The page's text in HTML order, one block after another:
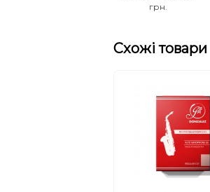
грн.
Схожі товари